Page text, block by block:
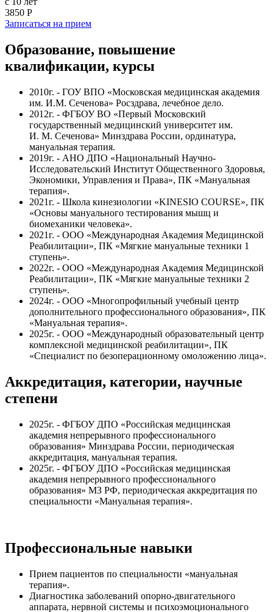
3850 Р
Записаться на прием
Образование, повышение
квалификации, курсы
2010г. - ГОУ ВПО «Московская медицинская академия
им. И.М. Сеченова» Росздрава, лечебное дело.
2012г. - ФГБОУ ВО «Первый Московский
государственный медицинский университет им.
И. М. Сеченова» Минздрава России, ординатура,
мануальная терапия.
2019г. - АНО ДПО «Национальный Научно-
Исследовательский Институт Общественного Здоровья,
Экономики, Управления и Права», ПК «Мануальная
терапия».
2021г. - Школа кинезиологии «KINESIO COURSE», ПК
«Основы мануального тестирования мышц и
биомеханики человека».
2021г. - ООО «Международная Академия Медицинской
Реабилитации», ПК «Мягкие мануальные техники 1
ступень».
2022г. - ООО «Международная Академия Медицинской
Реабилитации», ПК «Мягкие мануальные техники 2
ступень».
2024г. - ООО «Многопрофильный учебный центр
дополнительного профессионального образования», ПК
«Мануальная терапия».
2025г. - ООО «Международный образовательный центр
комплексной медицинской реабилитации», ПК
«Специалист по безоперационному омоложению лица».
Аккредитация, категории, научные
степени
2025г. - ФГБОУ ДПО «Российская медицинская
академия непрерывного профессионального
образования» Минздрава России, периодическая
аккредитация, мануальная терапия.
2025г. - ФГБОУ ДПО «Российская медицинская
академия непрерывного профессионального
образования» МЗ РФ, периодическая аккредитация по
специальности «Мануальная терапия».
Профессиональные навыки
Прием пациентов по специальности «мануальная
терапия».
Диагностика заболеваний опорно-двигательного
аппарата, нервной системы и психоэмоционального